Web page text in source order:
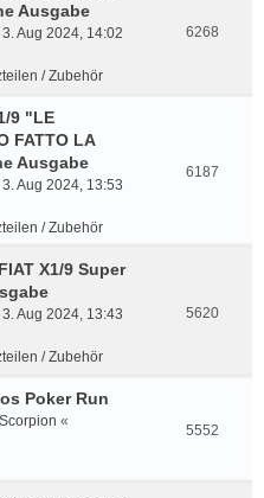
Ausgabe
3. Aug 2024, 14:02
/ Zubehör
6268
9 "LE
FATTO LA
Ausgabe
3. Aug 2024, 13:53
/ Zubehör
6187
X1/9 Super
3. Aug 2024, 13:43
/ Zubehör
5620
Poker Run
«
5552